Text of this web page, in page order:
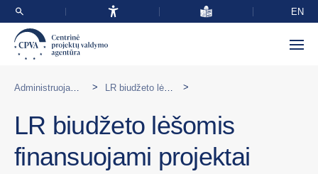
EN
> >
LR biudžeto lėšomis
finansuojami projektai